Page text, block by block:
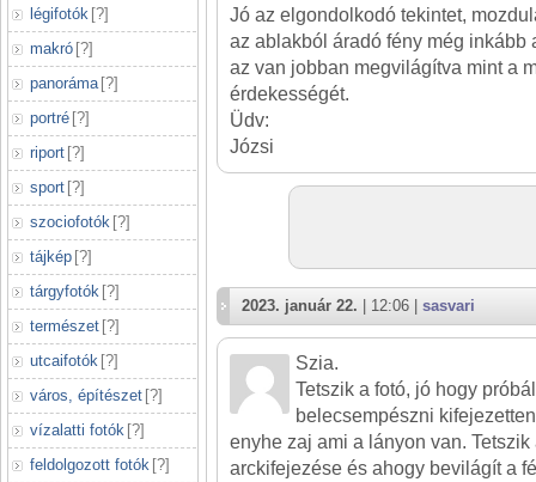
légifotók [?]
makró [?]
panoráma [?]
portré [?]
riport [?]
sport [?]
szociofotók [?]
tájkép [?]
tárgyfotók [?]
természet [?]
utcaifotók [?]
város, építészet [?]
vízalatti fotók [?]
feldolgozott fotók [?]
Jó az elgondolkodó tekintet,
az ablakból áradó fény még inkább
az van jobban megvilágítva mint a
érdekességét.
Üdv:
Józsi
2023. január 22. | 12:06 | sasvari
Szia.
Tetszik a fotó, jó hogy
belecsempészni
enyhe zaj ami a lányon van.
arckifejezése és ahogy bevilágít a